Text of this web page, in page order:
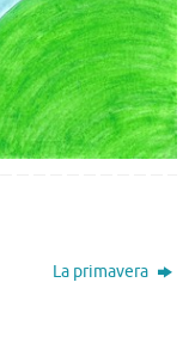
La primavera